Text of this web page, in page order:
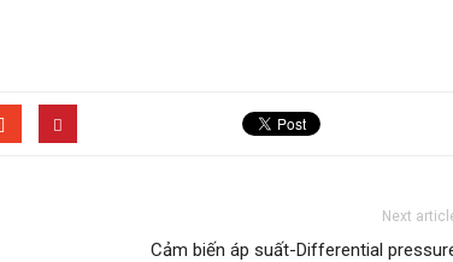
Next
Cảm biến áp suất-Differential